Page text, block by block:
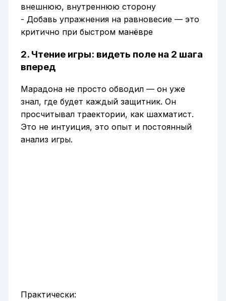
внешнюю, внутреннюю сторону
- Добавь упражнения на равновесие — это
критично при быстром манёвре
2. Чтение игры: видеть поле на 2 шага
вперед
Марадона не просто обводил — он уже
знал, где будет каждый защитник. Он
просчитывал траектории, как шахматист.
Это не интуиция, это опыт и постоянный
анализ игры.
Практически: